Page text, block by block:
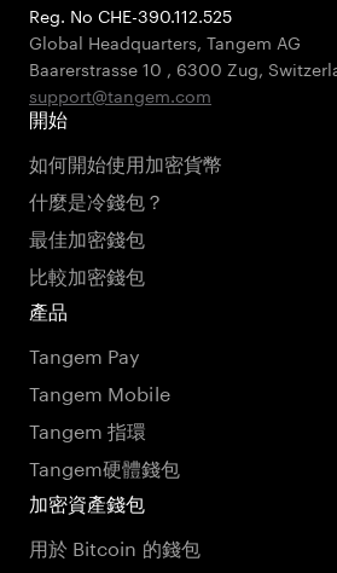
Reg. No CHE-390.112.525
Global Headquarters, Tangem AG
Baarerstrasse 10 , 6300 Zug,
support@tangem.com
開始
如何開始使用加密貨幣
什麼是冷錢包？
最佳加密錢包
比較加密錢包
產品
Tangem Pay
Tangem Mobile
Tangem 指環
Tangem硬體錢包
加密資產錢包
用於 Bitcoin 的錢包